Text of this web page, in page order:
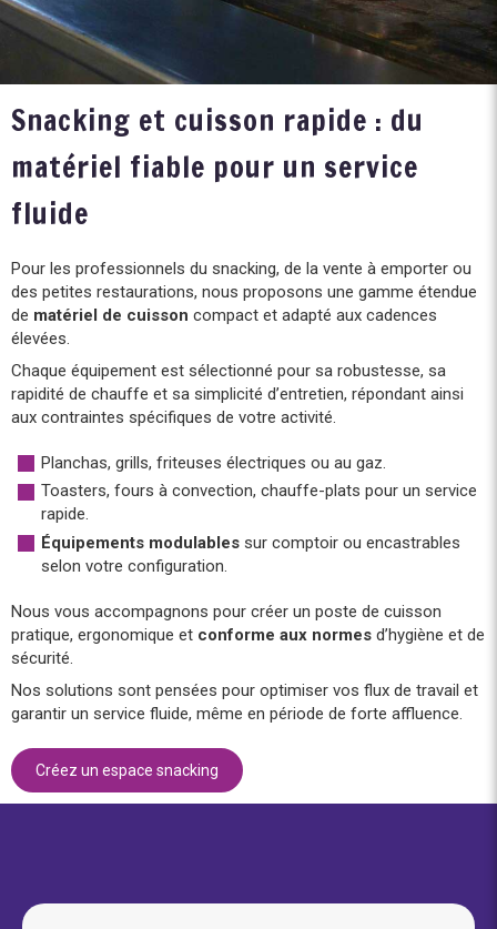
Snacking et cuisson rapide : du
matériel fiable pour un service
fluide
Pour les professionnels du snacking, de la vente à emporter ou
des petites restaurations, nous proposons une gamme étendue
de matériel de cuisson compact et adapté aux cadences
élevées.
Chaque équipement est sélectionné pour sa robustesse, sa
rapidité de chauffe et sa simplicité d’entretien, répondant ainsi
aux contraintes spécifiques de votre activité.
Planchas, grills, friteuses électriques ou au gaz.
Toasters, fours à convection, chauffe-plats pour un service
rapide.
Équipements modulables sur comptoir ou encastrables
selon votre configuration.
Nous vous accompagnons pour créer un poste de cuisson
pratique, ergonomique et conforme aux normes d’hygiène et de
sécurité.
Nos solutions sont pensées pour optimiser vos flux de travail et
garantir un service fluide, même en période de forte affluence.
Créez un espace snacking